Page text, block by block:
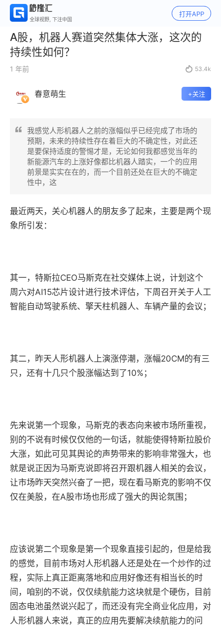
全球视野, 下注中国
打开APP
A股，机器人赛道突然集体大涨，这次的
持续性如何？
1 年前  53.4k
春意萌生 +关注
我感觉人形机器人之前的涨幅似乎已经完成了市场的
预期，未来的持续性存在着巨大的不确定性，对此还
是要保持适度的警惕才是，无论如何我都感觉当年的
新能源汽车的上涨好像都比机器人踏实，一个的应用
前景是实实在在的，而一个目前还处在巨大的不确定
性中，这
最近两天，关心机器人的朋友多了起来，主要是两个现
象所引发：
其一，特斯拉CEO马斯克在社交媒体上说，计划这个
周六对AI15芯片设计进行技术评估，下周召开关于人工
智能自动驾驶系统、擎天柱机器人、车辆产量的会议；
其二，昨天人形机器人上演涨停潮，涨幅20CM的有三
只，还有十几只个股涨幅达到了10%；
先来说第一个现象，马斯克的表态向来被市场所重视，
别的不说有时候仅仅他的一句话，就能使得特斯拉股价
大涨，如此可见其舆论的声势带来的影响非常强大，也
就是说正因为马斯克说即将召开跟机器人相关的会议，
让市场昨天突然兴奋了一把，现在看马斯克的影响不仅
仅在美股，在A股市场也形成了强大的舆论氛围；
应该说第二个现象是第一个现象直接引起的，但是给我
的感觉，目前市场对人形机器人还是处在一个炒作的过
程，实际上真正距离落地和应用好像还有相当长的时
间，咱别的不说，仅仅续航能力这块就是个硬伤，目前
固态电池虽然说兴起了，而还没有完全商业化应用，对
人形机器人来说，真正的应用先要解决续航能力的问